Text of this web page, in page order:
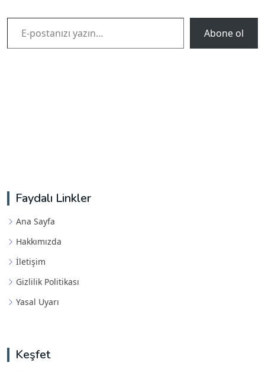
E-postanızı yazın…
Abone ol
Faydalı Linkler
Ana Sayfa
Hakkımızda
İletişim
Gizlilik Politikası
Yasal Uyarı
Keşfet